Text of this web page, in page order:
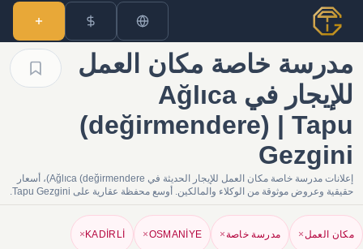
مدرسة خاصة مكان العمل
للإيجار في Ağlıca
(değirmendere) | Tapu
Gezgini
إعلانات مدرسة خاصة مكان العمل للإيجار الحديثة في Ağlıca (değirmendere)، أسعار
حقيقية وعروض موثوقة من الوكلاء والمالكين. أوسع محفظة عقارية على Tapu Gezgini.
مكان العمل× مدرسة خاصة×
OSMANİYE
×
KADİRLİ
×